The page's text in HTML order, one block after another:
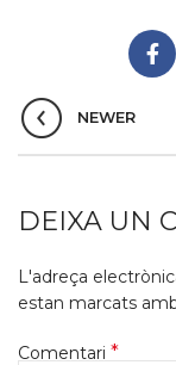
NEWER
DEIXA UN
L'adreça
estan marcats
Comentari *